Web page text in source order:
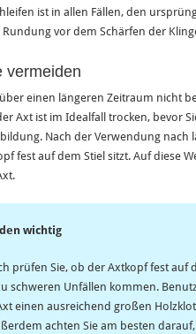
ist in allen Fällen, den
vor dem Schärfen der
vermeiden
einen längeren Zeitraum nicht
Axt ist im Idealfall trocken, bevor
Nach der Verwendung nach
fest auf dem Stiel sitzt. Auf diese
wichtig
prüfen Sie, ob der Axtkopf fest auf
schweren Unfällen kommen.
einen ausreichend großen
achten Sie am besten